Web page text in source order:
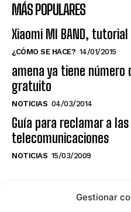
Gestionar
MÁS POPULARES
Xiaomi MI BAND,
¿CÓMO SE HACE? 14/01/2015
amena ya tiene
gratuito
NOTICIAS 04/03/2014
Guía para reclamar a
telecomunicaciones
NOTICIAS 15/03/2009
NO TE PIERDAS LO ÚLTIMO